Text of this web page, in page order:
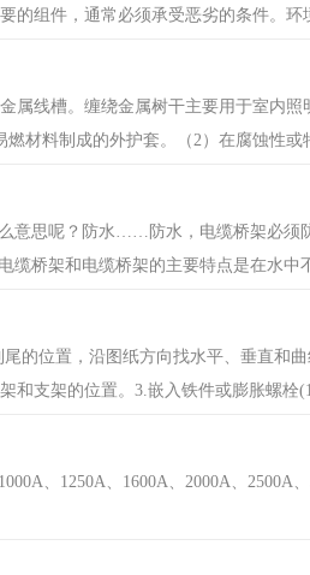
的组件，通常必须承受恶劣的条件。环
属线槽。缠绕金属树干主要用于室内
材料制成的外护套。（2）在腐蚀性或
意思呢？防水……防水，电缆桥架必须
桥架和电缆桥架的主要特点是在水中
的位置，沿图纸方向找水平、垂直和
和支架的位置。3.嵌入铁件或膨胀螺栓
、1250A、1600A、2000A、2500A